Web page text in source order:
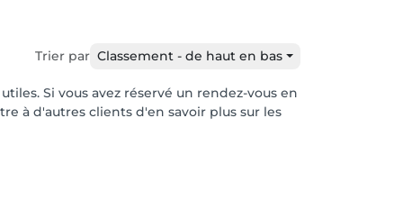
Trier par Classement - de haut en bas
Si vous avez réservé un rendez-vous en
à d'autres clients d'en savoir plus sur les